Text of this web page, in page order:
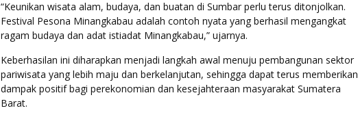
“Keunikan wisata alam, budaya, dan buatan di Sumbar perlu terus ditonjolkan.
Festival Pesona Minangkabau adalah contoh nyata yang berhasil mengangkat
ragam budaya dan adat istiadat Minangkabau,” ujarnya.
Keberhasilan ini diharapkan menjadi langkah awal menuju pembangunan sektor
pariwisata yang lebih maju dan berkelanjutan, sehingga dapat terus memberikan
dampak positif bagi perekonomian dan kesejahteraan masyarakat Sumatera
Barat.